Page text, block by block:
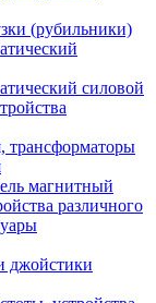
(рубильники)
силовой
трансформаторы
магнитный
различного
джойстики